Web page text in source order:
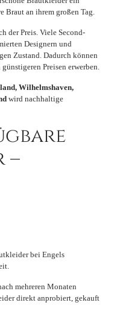
Braut an ihrem großen Tag.
der Preis. Viele Second-
Designern und
Zustand. Dadurch können
Preisen erwerben.
Wilhelmshaven,
wird nachhaltige
–
bei Engels
mehreren Monaten
direkt anprobiert, gekauft